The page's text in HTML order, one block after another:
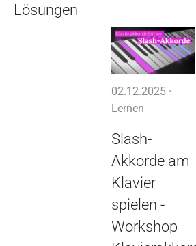
Lösungen
02.12.2025 ·
Lernen
Slash-
Akkorde am
Klavier
spielen -
Workshop